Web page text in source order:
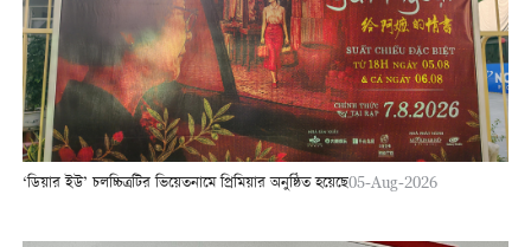
‘ডিয়ার ইউ’ চলচ্চিত্রটির ভিয়েতনামে প্রিমিয়ার অনুষ্ঠিত হয়েছে05-Aug-2026